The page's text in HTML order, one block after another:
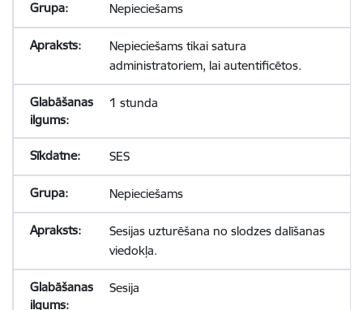
Nepieciešams
Nepieciešams tikai satura
administratoriem, lai autentificētos.
1 stunda
SES
Nepieciešams
Sesijas uzturēšana no slodzes dalīšanas
viedokļa.
Sesija